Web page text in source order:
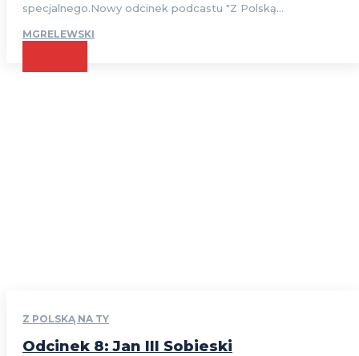
specjalnego.Nowy odcinek podcastu "Z Polską...
MGRELEWSKI
Z POLSKĄ NA TY
Odcinek 8: Jan III Sobieski